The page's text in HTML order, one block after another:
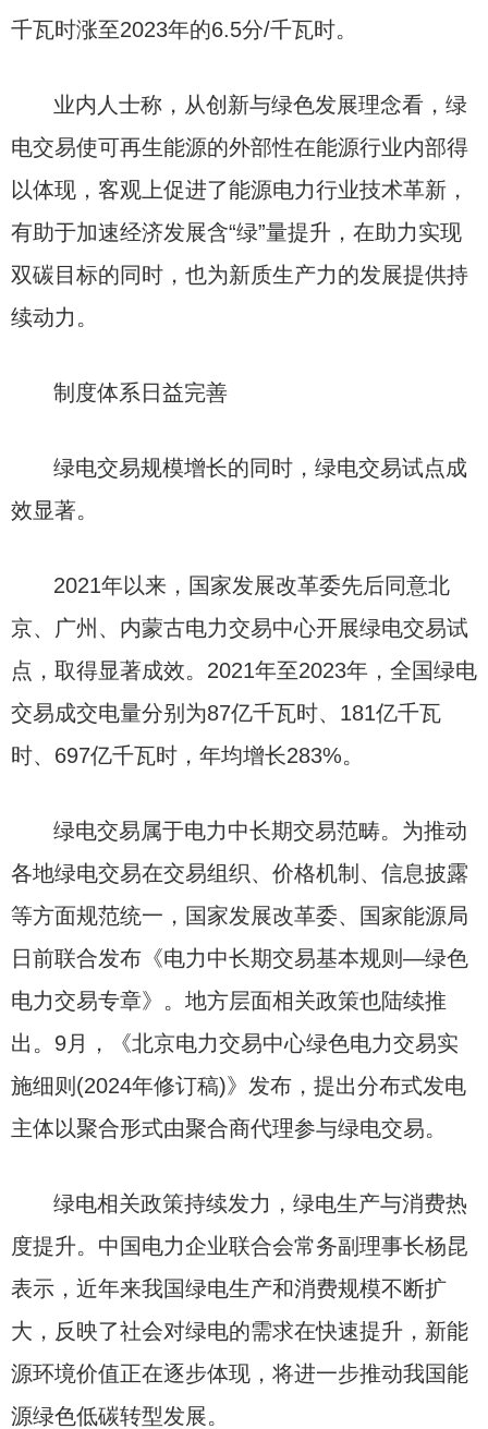
千瓦时涨至2023年的6.5分/千瓦时。
业内人士称，从创新与绿色发展理念看，绿
电交易使可再生能源的外部性在能源行业内部得
以体现，客观上促进了能源电力行业技术革新，
有助于加速经济发展含“绿”量提升，在助力实现
双碳目标的同时，也为新质生产力的发展提供持
续动力。
制度体系日益完善
绿电交易规模增长的同时，绿电交易试点成
效显著。
2021年以来，国家发展改革委先后同意北
京、广州、内蒙古电力交易中心开展绿电交易试
点，取得显著成效。2021年至2023年，全国绿电
交易成交电量分别为87亿千瓦时、181亿千瓦
时、697亿千瓦时，年均增长283%。
绿电交易属于电力中长期交易范畴。为推动
各地绿电交易在交易组织、价格机制、信息披露
等方面规范统一，国家发展改革委、国家能源局
日前联合发布《电力中长期交易基本规则—绿色
电力交易专章》。地方层面相关政策也陆续推
出。9月，《北京电力交易中心绿色电力交易实
施细则(2024年修订稿)》发布，提出分布式发电
主体以聚合形式由聚合商代理参与绿电交易。
绿电相关政策持续发力，绿电生产与消费热
度提升。中国电力企业联合会常务副理事长杨昆
表示，近年来我国绿电生产和消费规模不断扩
大，反映了社会对绿电的需求在快速提升，新能
源环境价值正在逐步体现，将进一步推动我国能
源绿色低碳转型发展。